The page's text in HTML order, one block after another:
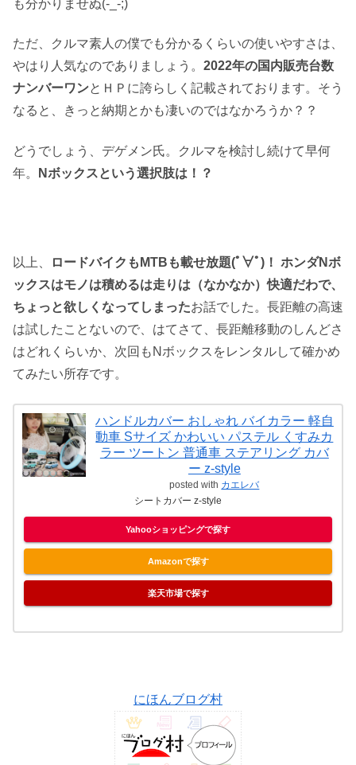
も分かりませぬ(-_-;)
ただ、クルマ素人の僕でも分かるくらいの使いやすさは、
やはり人気なのでありましょう。 2022年の国内販売台数
ナンバーワンとＨＰに誇らしく記載されております。そう
なると、きっと納期とかも凄いのではなかろうか？？
どうでしょう、デゲメン氏。クルマを検討し続けて早何
年。
Nボックスという選択肢は！？
以上、
ロードバイクもMTBも載せ放題(ﾟ∀ﾟ)！ ホンダNボ
ックスはモノは積めるは走りは（なかなか）快適だわで、
ちょっと欲しくなってしまったお話でした。長距離の高速
は試したことないので、はてさて、長距離移動のしんどさ
はどれくらいか、次回もNボックスをレンタルして確かめ
てみたい所存です。
ハンドルカバー おしゃれ バイカラー 軽自
動車 Sサイズ かわいい パステル くすみカ
ラー ツートン 普通車 ステアリング カバ
ー z-style
posted with カエレバ
シートカバー z-style
Yahooショッピングで探す
Amazonで探す
楽天市場で探す
にほんブログ村